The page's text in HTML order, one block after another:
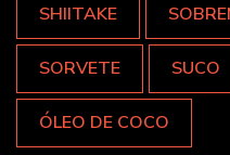
SHIITAKE
SORVETE SUCO
ÓLEO DE COCO